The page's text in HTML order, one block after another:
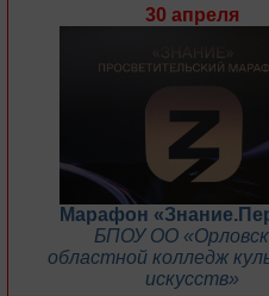
30 апреля
Марафон
БПОУ ОО
областной колледж
искусств»